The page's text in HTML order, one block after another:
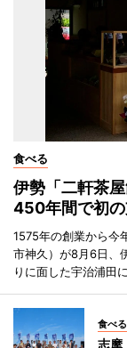
食べる
伊勢「二軒茶
450年間で初
1575年の創業から今
市神久）が8月6日、
りに面した宇治浦田
食べる
志摩